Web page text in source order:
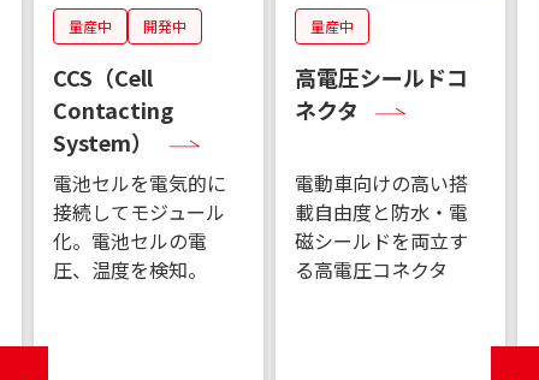
量産中 開発中
CCS（Cell
Contacting
System）
電池セルを電気的に
接続してモジュール
化。電池セルの電
圧、温度を検知。
量産中
高電圧シールドコ
ネクタ
電動車向けの高い搭
載自由度と防水・電
磁シールドを両立す
る高電圧コネクタ